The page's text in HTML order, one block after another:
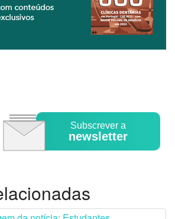
Subscrever a
newsletter